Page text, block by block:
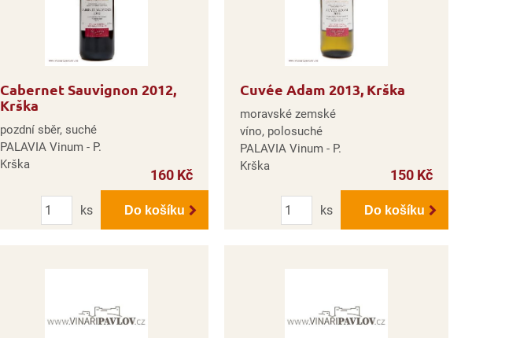
Cabernet Sauvignon 2012,
Krška
pozdní sběr, suché
PALAVIA Vinum - P.
Krška
160 Kč
Počet
ks
Do košíku
Cuvée Adam 2013, Krška
moravské zemské
víno, polosuché
PALAVIA Vinum - P.
Krška
150 Kč
Počet
ks
Do košíku